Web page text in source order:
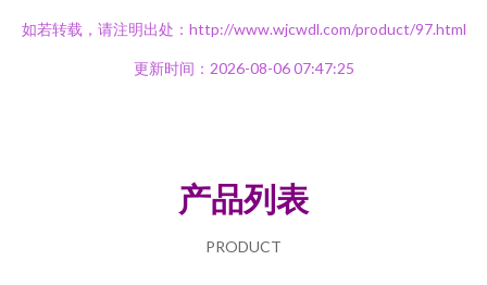
如若转载，请注明出处：http://www.wjcwdl.com/product/97.html
更新时间：2026-08-06 07:47:25
产品列表
PRODUCT